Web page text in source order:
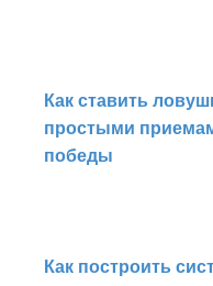
Как ставить
простыми
победы
Как построить